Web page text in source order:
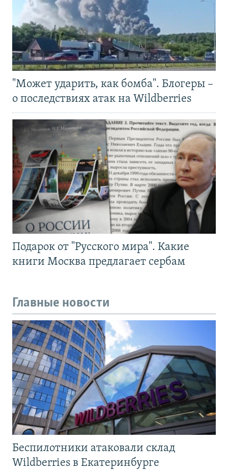
"Может ударить, как бомба". Блогеры –
о последствиях атак на Wildberries
Подарок от "Русского мира". Какие
книги Москва предлагает сербам
Главные новости
Беспилотники атаковали склад
Wildberries в Екатеринбурге